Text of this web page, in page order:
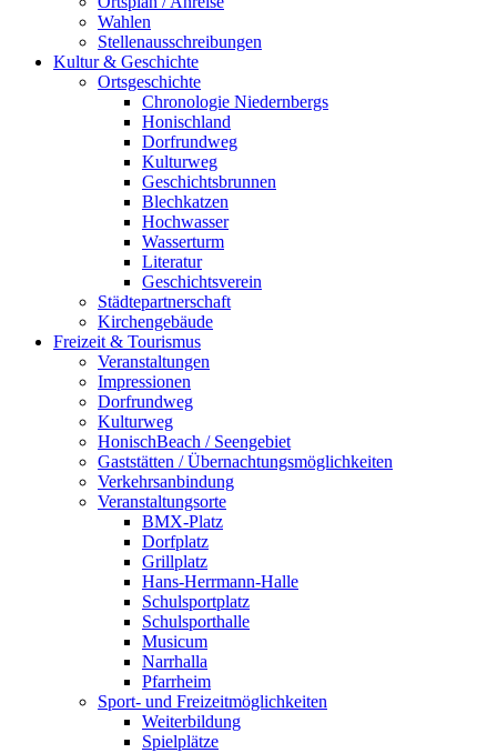
Wahlen
Stellenausschreibungen
Kultur & Geschichte
Ortsgeschichte
Chronologie Niedernbergs
Honischland
Dorfrundweg
Kulturweg
Geschichtsbrunnen
Blechkatzen
Hochwasser
Wasserturm
Literatur
Geschichtsverein
Städtepartnerschaft
Kirchengebäude
Freizeit & Tourismus
Veranstaltungen
Impressionen
Dorfrundweg
Kulturweg
HonischBeach / Seengebiet
Gaststätten / Übernachtungsmöglichkeiten
Verkehrsanbindung
Veranstaltungsorte
BMX-Platz
Dorfplatz
Grillplatz
Hans-Herrmann-Halle
Schulsportplatz
Schulsporthalle
Musicum
Narrhalla
Pfarrheim
Sport- und Freizeitmöglichkeiten
Weiterbildung
Spielplätze